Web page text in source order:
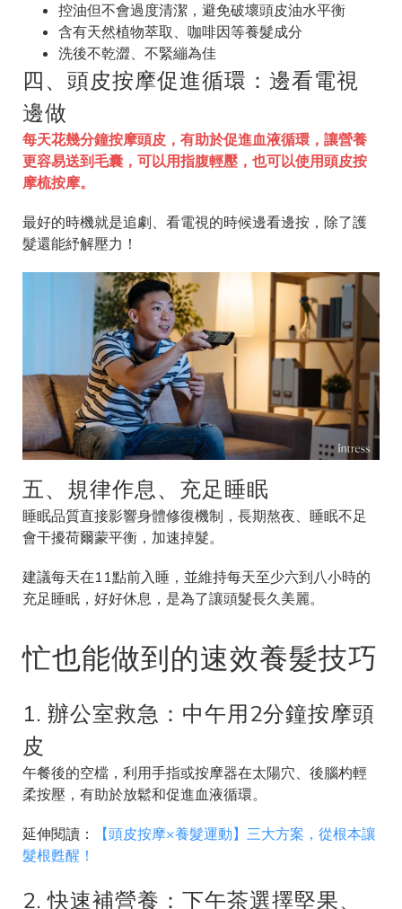
控油但不會過度清潔，避免破壞頭皮油水平衡
含有天然植物萃取、咖啡因等養髮成分
洗後不乾澀、不緊繃為佳
四、頭皮按摩促進循環：邊看電視
邊做
每天花幾分鐘按摩頭皮，有助於促進血液循環，讓營養
更容易送到毛囊，可以用指腹輕壓，也可以使用頭皮按
摩梳按摩。
最好的時機就是追劇、看電視的時候邊看邊按，除了護
髮還能紓解壓力！
五、規律作息、充足睡眠
睡眠品質直接影響身體修復機制，長期熬夜、睡眠不足
會干擾荷爾蒙平衡，加速掉髮。
建議每天在11點前入睡，並維持每天至少六到八小時的
充足睡眠，好好休息，是為了讓頭髮長久美麗。
忙也能做到的速效養髮技巧
1. 辦公室救急：中午用2分鐘按摩頭
皮
午餐後的空檔，利用手指或按摩器在太陽穴、後腦杓輕
柔按壓，有助於放鬆和促進血液循環。
延伸閱讀：
【頭皮按摩×養髮運動】三大方案，從根本讓
髮根甦醒！
2. 快速補營養：下午茶選擇堅果、